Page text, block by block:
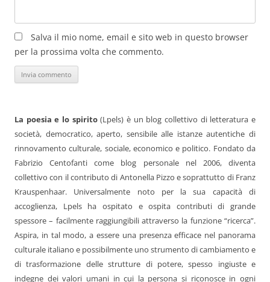
Salva il mio nome, email e sito web in questo browser
per la prossima volta che commento.
La poesia e lo spirito(Lpels) è un blog collettivo di letteratura e
società, democratico, aperto, sensibile alle istanze autentiche di
rinnovamento culturale, sociale, economico e politico. Fondato da
Fabrizio Centofanti come blog personale nel 2006, diventa
collettivo con il contributo di Antonella Pizzo e soprattutto di Franz
Krauspenhaar. Universalmente noto per la sua capacità di
accoglienza, Lpels ha ospitato e ospita contributi di grande
spessore – facilmente raggiungibili attraverso la funzione “ricerca”.
Aspira, in tal modo, a essere una presenza efficace nel panorama
culturale italiano e possibilmente uno strumento di cambiamento e
di trasformazione delle strutture di potere, spesso ingiuste e
indegne dei valori umani in cui la persona si riconosce in ogni